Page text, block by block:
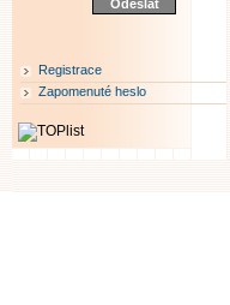
Registrace
Zapomenuté heslo